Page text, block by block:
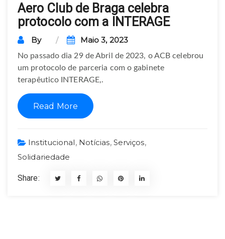
Aero Club de Braga celebra
protocolo com a INTERAGE
By Maio 3, 2023
No passado dia 29 de Abril de 2023, o ACB celebrou
um protocolo de parceria com o gabinete
terapêutico INTERAGE,.
Read More
Institucional, Notícias, Serviços,
Solidariedade
Share: